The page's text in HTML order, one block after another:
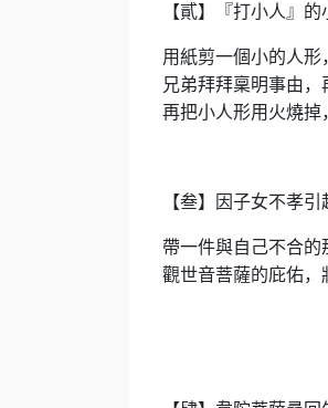
【貳】『打小人』的
用紙剪一個小的人
兄弟拜拜稟明事由
再把小人形用火燒掉
【叁】因子女不孝
帶一件與自己不合
觀世音菩薩的庇佑，